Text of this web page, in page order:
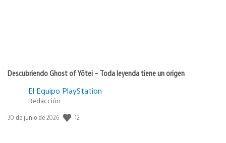
Descubriendo Ghost of Yōtei – Toda leyenda tiene un origen
El Equipo PlayStation
Redacción
Fecha
30 de junio de 2026 12